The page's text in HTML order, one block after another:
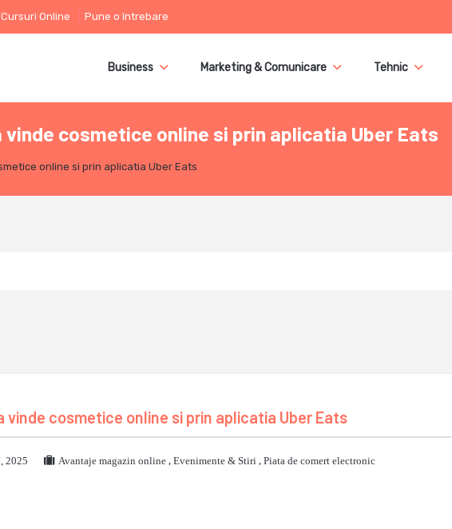
Cursuri Online Pune o întrebare
Business Marketing & Comunicare Tehnic
vinde cosmetice online si prin aplicatia Uber Eats
online si prin aplicatia Uber Eats
vinde cosmetice online si prin aplicatia Uber Eats
2025 Avantaje magazin online , Evenimente & Stiri , Piata de comert electronic